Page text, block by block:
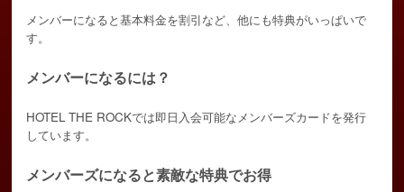
メンバーになると基本料金を割引など、他にも特典がいっぱいで
す。
メンバーになるには？
HOTEL THE ROCKでは即日入会可能なメンバーズカードを発行
しています。
メンバーズになると素敵な特典でお得